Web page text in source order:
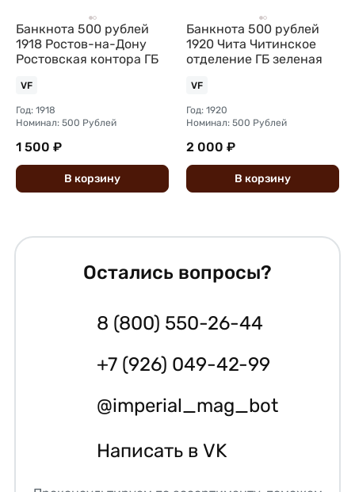
Банкнота 500 рублей
1918 Ростов-на-Дону
Ростовская контора ГБ
VF
Год: 1918
Номинал: 500 Рублей
1 500 ₽
В корзину
Банкнота 500 рублей
1920 Чита Читинское
отделение ГБ зеленая
VF
Год: 1920
Номинал: 500 Рублей
2 000 ₽
В корзину
Остались вопросы?
8 (800) 550-26-44
+7 (926) 049-42-99
@imperial_mag_bot
Написать в VK